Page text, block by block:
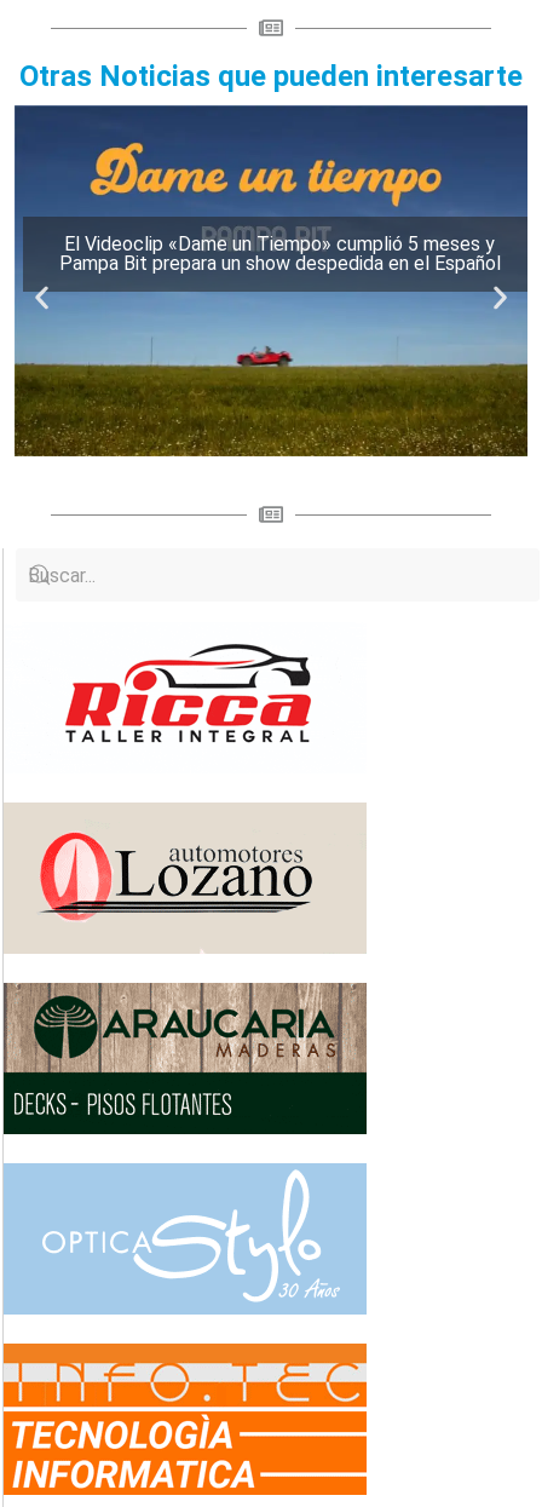
Otras Noticias que pueden interesarte
El Videoclip «Dame un Tiempo» cumplió 5 meses y
Pampa Bit prepara un show despedida en el Español